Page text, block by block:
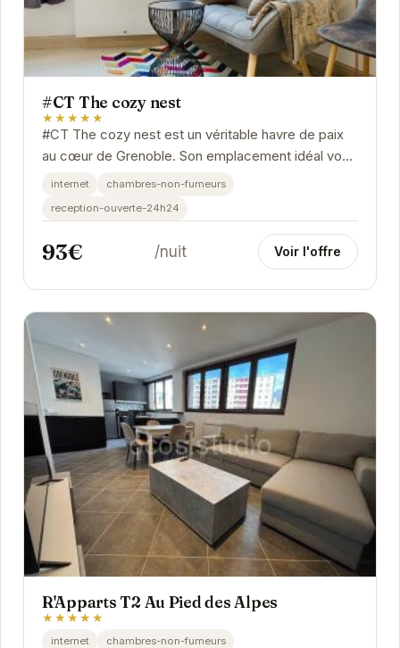
#CT The cozy nest
★★★★★
#CT The cozy nest est un véritable havre de paix
au cœur de Grenoble. Son emplacement idéal vous
permet de profiter pleinement des attractions de...
internet
chambres-non-fumeurs
reception-ouverte-24h24
93€ /nuit Voir l'offre
R'Apparts T2 Au Pied des Alpes
★★★★★
internet chambres-non-fumeurs